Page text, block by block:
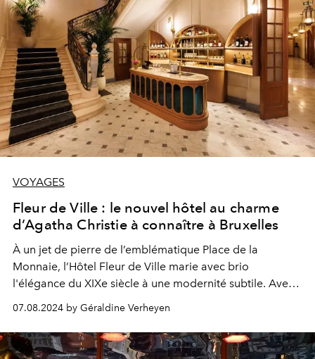
VOYAGES
Fleur de Ville : le nouvel hôtel au charme
d’Agatha Christie à connaître à Bruxelles
À un jet de pierre de l’emblématique Place de la
Monnaie, l’Hôtel Fleur de Ville marie avec brio
l'élégance du XIXe siècle à une modernité subtile. Avec
son ambiance digne d’un roman de Hercule Poirot, cet
hôtel enchanteur invite ses hôtes à vivre une expérience
immersive, entre patrimoine historique et luxe
contemporain. Visite.
07.08.2024 by Géraldine Verheyen